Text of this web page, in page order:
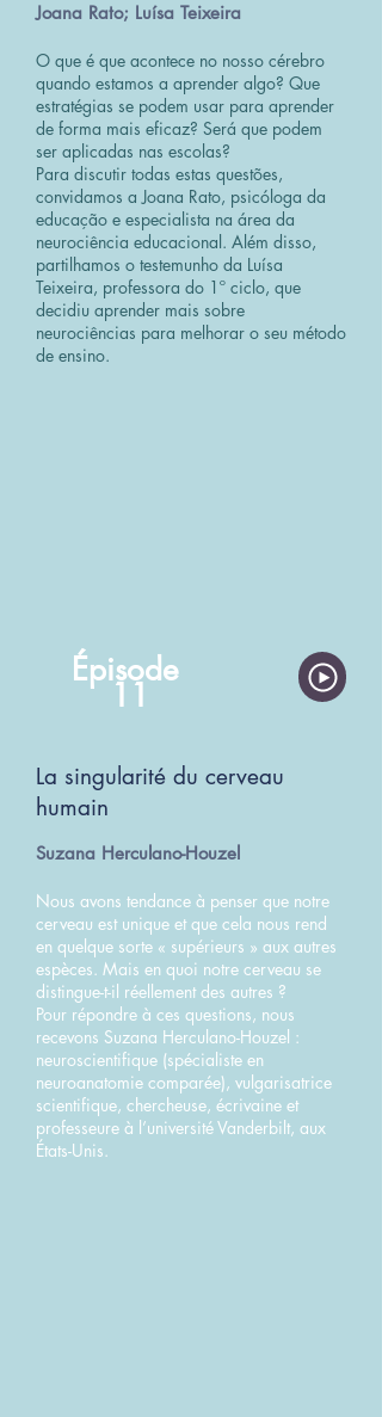
Joana Rato; Luísa Teixeira
O que é que acontece no nosso cérebro
quando estamos a aprender algo? Que
estratégias se podem usar para aprender
de forma mais eficaz? Será que podem
ser aplicadas nas escolas?
Para discutir todas estas questões,
convidamos a Joana Rato, psicóloga da
educação e especialista na área da
neurociência educacional. Além disso,
partilhamos o testemunho da Luísa
Teixeira, professora do 1º ciclo, que
decidiu aprender mais sobre
neurociências para melhorar o seu método
de ensino.
Épisode
11
La singularité du cerveau
humain
Suzana Herculano-Houzel
Nous avons tendance à penser que notre
cerveau est unique et que cela nous rend
en quelque sorte « supérieurs » aux autres
espèces. Mais en quoi notre cerveau se
distingue-t-il réellement des autres ?
Pour répondre à ces questions, nous
recevons Suzana Herculano-Houzel :
neuroscientifique (spécialiste en
neuroanatomie comparée), vulgarisatrice
scientifique, chercheuse, écrivaine et
professeure à l’université Vanderbilt, aux
États-Unis.